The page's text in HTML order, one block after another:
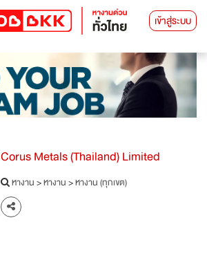
เข้าสู่ระบบ
Corus Metals (Thailand) Limited
หางาน>หางาน>หางาน (ทุกเขต)